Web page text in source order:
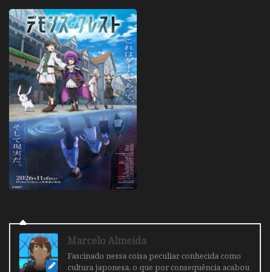
Marcelo Almeida
Fascinado nessa coisa peculiar conhecida como
cultura japonesa, o que por consequência acabou